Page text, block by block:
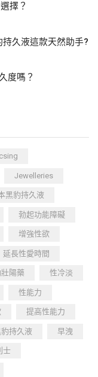
擇？
久液這款天然助手?
度嗎？
Jewelleries
黑豹持久液
勃起功能障礙
增強性欲
延長性愛時間
陽藥 性冷淡
性能力
提高性能力
豹持久液 早洩
士